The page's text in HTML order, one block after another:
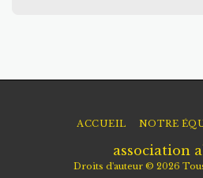
association
Droits d'auteur © 2026
ACCUEIL NOTRE